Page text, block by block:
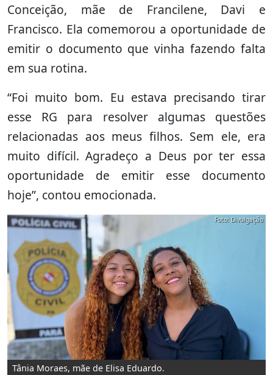
Conceição, mãe de Francilene, Davi e
Francisco. Ela comemorou a oportunidade de
emitir o documento que vinha fazendo falta
em sua rotina.
“Foi muito bom. Eu estava precisando tirar
esse RG para resolver algumas questões
relacionadas aos meus filhos. Sem ele, era
muito difícil. Agradeço a Deus por ter essa
oportunidade de emitir esse documento
hoje”, contou emocionada.
Tânia Moraes, mãe de Elisa Eduardo.
Foto: Divulgação